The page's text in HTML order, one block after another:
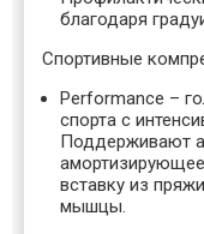
благодаря
Спортивные
Performance –
спорта с
Поддерживают
вставку из
мышцы.